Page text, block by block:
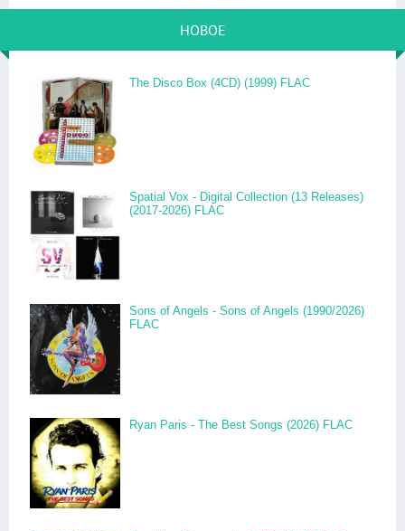
НОВОЕ
The Disco Box (4CD) (1999) FLAC
Spatial Vox - Digital Collection (13 Releases)
(2017-2026) FLAC
Sons of Angels - Sons of Angels (1990/2026)
FLAC
Ryan Paris - The Best Songs (2026) FLAC